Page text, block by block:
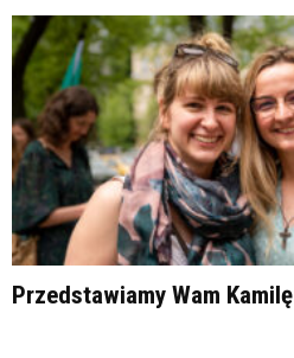
Przedstawiamy Wam Kamilę